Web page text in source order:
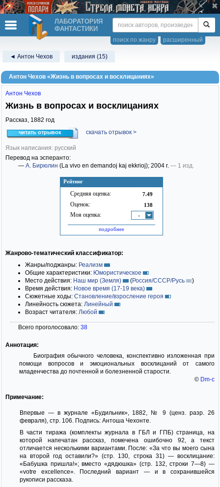
ЛАБОРАТОРИЯ
ФАНТАСТИКИ
расширенный
поиск по жанру
◄ Антон Чехов издания (15)
Антон Чехов «Жизнь в вопросах и восклицаниях»
Рейтинг
Средняя оценка: 7.49
Оценок: 138
Моя оценка: -
подробнее
Антон Чехов
Жизнь в вопросах и восклицаниях
Рассказ, 1882 год
читать отрывок скачать отрывок >
Язык написания: русский
Перевод на эсперанто:
— А. Бирюлин (La vivo en demandoj kaj ekkrioj); 2004 г. — 1 изд.
Жанрово-тематический классификатор:
Жанры/поджанры: Реализм
Общие характеристики: Юмористическое
Место действия: Наш мир (Земля) (Россия/СССР/Русь
)
Время действия: Новое время (17-19 века)
Сюжетные ходы: Становление/взросление героя
Линейность сюжета: Линейный
Возраст читателя: Любой
Всего проголосовало: 38
Аннотация:
Биография обычного человека, конспективно изложенная при
помощи вопросов и эмоциональных восклицаний от самого
младенчества до почтенной и болезненной старости.
© Dm-c
Примечание:
Впервые — в журнале «Будильник», 1882, № 9 (ценз. разр. 26
февраля), стр. 106. Подпись: Антоша Чехонте.
В части тиража (комплекты журнала в ГБЛ и ГПБ) страница, на
которой напечатан рассказ, помечена ошибочно 92, а текст
отличается несколькими вариантами. После: «За что вы моего сына
на второй год оставили?» (стр. 130, строка 31) — восклицание:
«Бабушка пришла!»; вместо «дядюшка» (стр. 132, строки 7—8) —
«votre excellence». Последний вариант — и в сохранившейся
рукописи рассказа.